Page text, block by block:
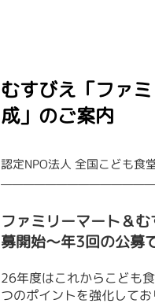
むすびえ「ファ
成」のご案内
認定NPO法人 全国こども食
ファミリーマート＆
募開始〜年3回の公募
26年度はこれからこども
つのポイントを強化してお